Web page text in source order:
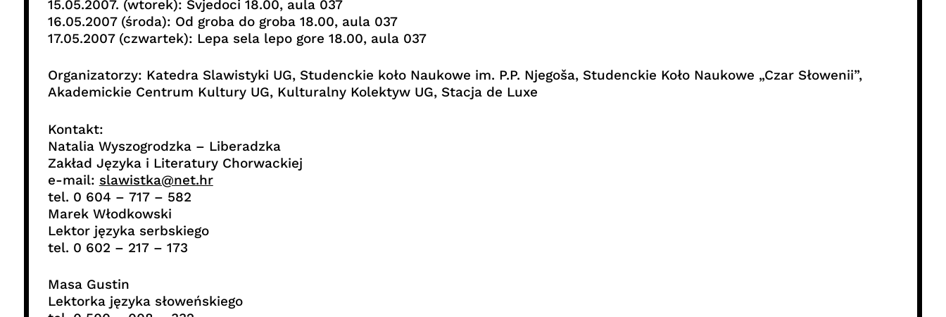
15.05.2007. (wtorek): Svjedoci 18.00, aula 037
16.05.2007 (środa): Od groba do groba 18.00, aula 037
17.05.2007 (czwartek): Lepa sela lepo gore 18.00, aula 037
Organizatorzy: Katedra Slawistyki UG, Studenckie koło Naukowe im. P.P. Njegoša, Studenckie Koło Naukowe „Czar Słowenii”,
Akademickie Centrum Kultury UG, Kulturalny Kolektyw UG, Stacja de Luxe
Kontakt:
Natalia Wyszogrodzka – Liberadzka
Zakład Języka i Literatury Chorwackiej
e-mail: slawistka@net.hr
tel. 0 604 – 717 – 582
Marek Włodkowski
Lektor języka serbskiego
tel. 0 602 – 217 – 173
Masa Gustin
Lektorka języka słoweńskiego